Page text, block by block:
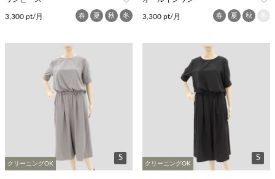
3,300 pt/月 春 夏 秋 冬 3,300 pt/月 春 夏 秋
クリーニングOK
S
クリーニングOK
S